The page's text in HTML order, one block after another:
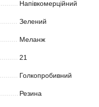
Напівкомерційний
Зелений
Меланж
21
Голкопробивний
Резина